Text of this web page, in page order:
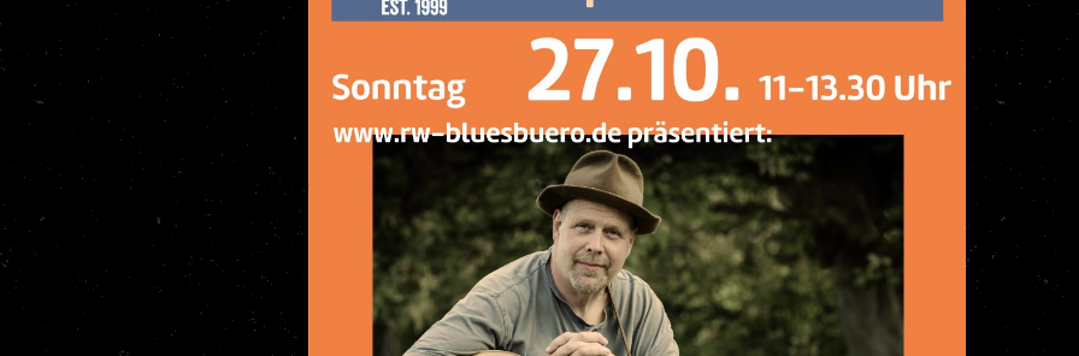
in Rottweil.
17 Uhr einer der
Akustik-
in den
für interessierte
diesem erfahrenen
zu lassen, und
Musik
zu lernen.
durch die